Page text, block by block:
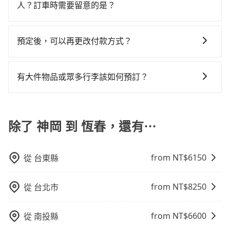
費57分鐘在轉乘與等車上，現在還不馬上來預約
最令人詬病的就是車況，打開車門才發現仍有上一組乘
約了時間但上一位用戶卻遲遲尚未歸還，又或者要還車
看似方便，但實際使用時還是有其區域的限制，實際可
場議價，建議最好先上網預約，以免當場被坑受騙。綜
行，一定符合台灣法律規定，除了司機擁有合法的職業
不是R或T開頭的車，就一定是違法。
程數5公里內加收200元。雖然可能有些路線完全順路，
人？訂車時需要留意的是？
道路安全，政府會實施高乘載管制，限制只有符合以下
有身心障礙證明、記者證或「高速公路高乘載管制」通
預定後，可以再更改付款方式？
可以在用車前一天凌晨六點前填寫取消訂單申請表，取
有大件物品或眾多行李該如何預訂？
看板、床墊、折疊單車、家電等，在乘客人數不多的情
況下，可以將後座倒放來騰出置物空間。基本上只要不
乘客盡量塞、盡量放。在預定前，建議先丈量好尺寸，
除了 神岡 到 恆春，還有⋯
從 台東縣 from NT$6150
從 台北市 from NT$8250
從 南投縣 from NT$6600